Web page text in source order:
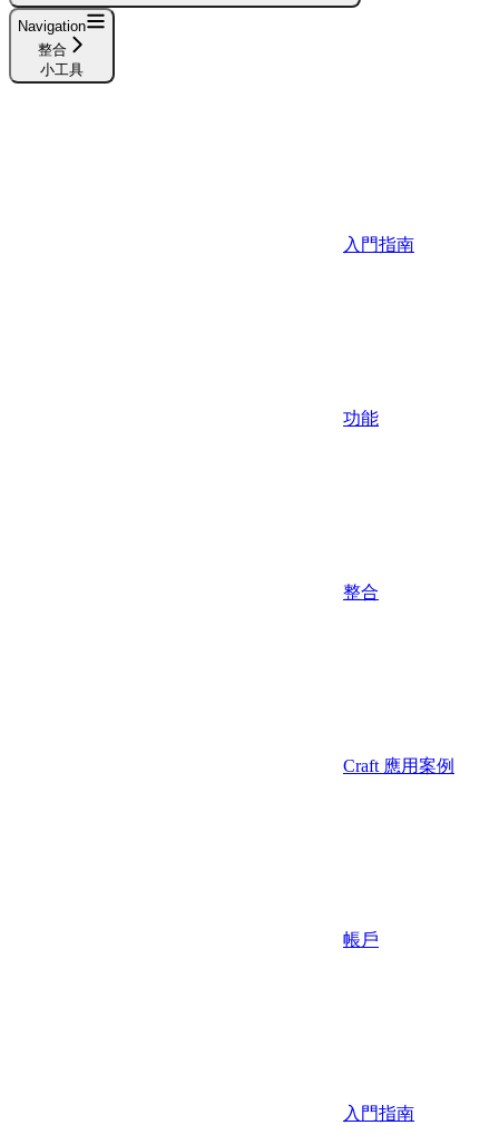
Navigation
整合
小工具
入門指南
功能
整合
Craft 應用案例
帳戶
入門指南